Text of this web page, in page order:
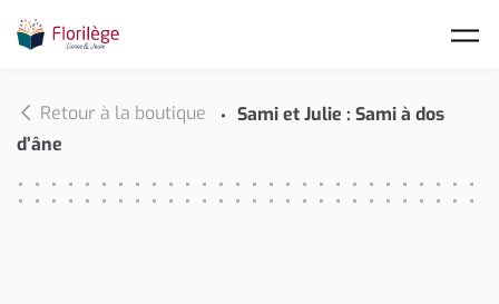
Retour à la boutique
Sami et Julie : Sami à dos
d’âne